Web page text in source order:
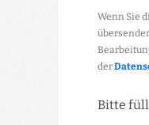
Wenn Sie
der
Bitte